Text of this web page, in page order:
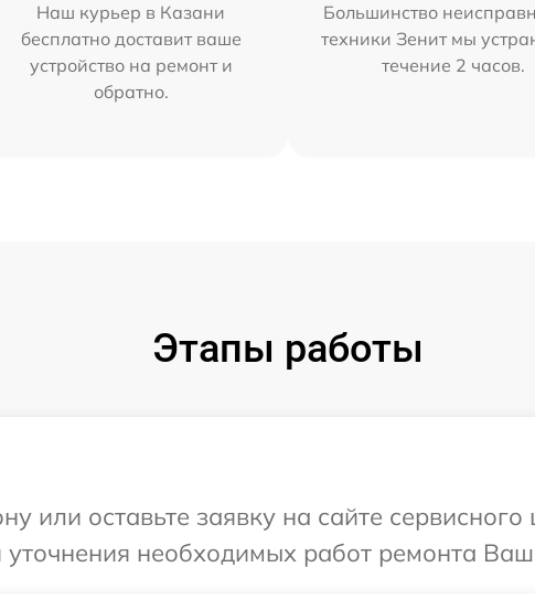
Наш курьер в Казани
бесплатно доставит ваше
устройство на ремонт и
обратно.
Большинство
техники Зенит мы
течение 2 часов.
Этапы работы
или оставьте заявку на сайте
необходимых работ ремонта